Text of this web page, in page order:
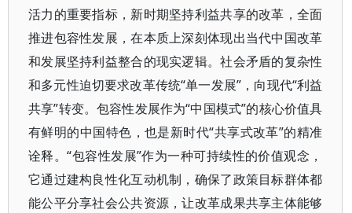
活力的重要指标，新时期坚持利益共享的改革，全面
推进包容性发展，在本质上深刻体现出当代中国改革
和发展坚持利益整合的现实逻辑。社会矛盾的复杂性
和多元性迫切要求改革传统“单一发展”，向现代“利益
共享”转变。包容性发展作为“中国模式”的核心价值具
有鲜明的中国特色，也是新时代“共享式改革”的精准
诠释。“包容性发展”作为一种可持续性的价值观念，
它通过建构良性化互动机制，确保了政策目标群体都
能公平分享社会公共资源，让改革成果共享主体能够